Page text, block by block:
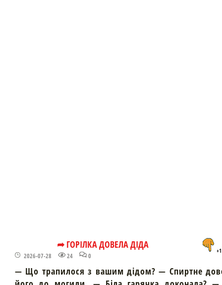
➦ ГОРІЛКА ДОВЕЛА ДІДА
2026-07-28 24 0
+1
— Що трапилося з вашим дідом? — Спиртне